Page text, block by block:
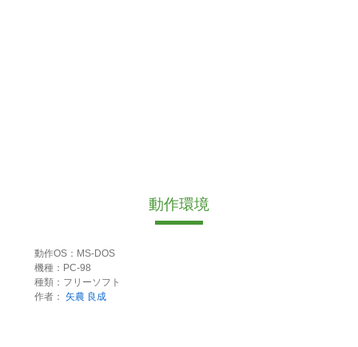
動作環境
動作OS：MS-DOS
機種：PC-98
種類：フリーソフト
作者： 矢農 良成